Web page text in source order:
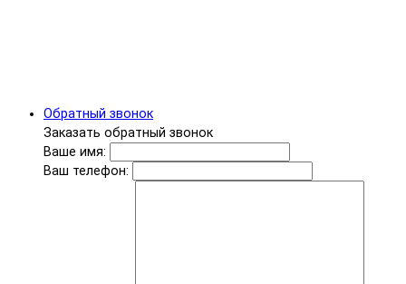
Обратный звонок
Заказать обратный звонок
Ваше имя:
Ваш телефон: